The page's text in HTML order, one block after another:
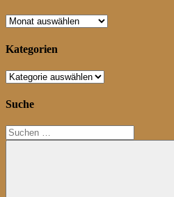
Archiv
Kategorien
Kategorien
Suche
Suchen
nach: